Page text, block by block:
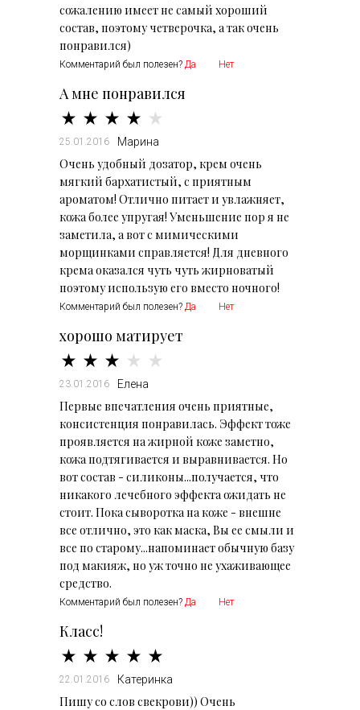
сожалению имеет не самый хороший
состав, поэтому четверочка, а так очень
понравился)
Комментарий был полезен? Да Нет
А мне понравился
25.01.2016 Марина
Очень удобный дозатор, крем очень
мягкий бархатистый, с приятным
ароматом! Отлично питает и увлажняет,
кожа более упругая! Уменьшение пор я не
заметила, а вот с мимическими
морщинками справляется! Для дневного
крема оказался чуть чуть жирноватый
поэтому использую его вместо ночного!
Комментарий был полезен? Да Нет
хорошо матирует
23.01.2016 Елена
Первые впечатления очень приятные,
консистенция понравилась. Эффект тоже
проявляется на жирной коже заметно,
кожа подтягивается и выравнивается. Но
вот состав - силиконы...получается, что
никакого лечебного эффекта ожидать не
стоит. Пока сыворотка на коже - внешне
все отлично, это как маска, Вы ее смыли и
все по старому...напоминает обычную базу
под макияж, но уж точно не ухаживающее
средство.
Комментарий был полезен? Да Нет
Класс!
22.01.2016 Катеринка
Пишу со слов свекрови)) Очень